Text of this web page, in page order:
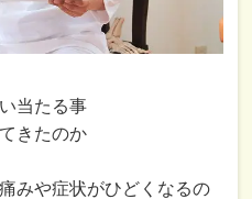
当たる事
きたのか
みや症状がひどくなるの